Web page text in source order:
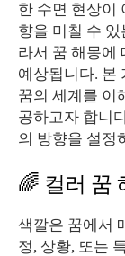
한 수면 현상이
향을 미칠 수
라서 꿈 해몽에
예상됩니다. 본
꿈의 세계를 이
공하고자 합니
의 방향을 설정
🌈 컬러 꿈
색깔은 꿈에서
정, 상황, 또는